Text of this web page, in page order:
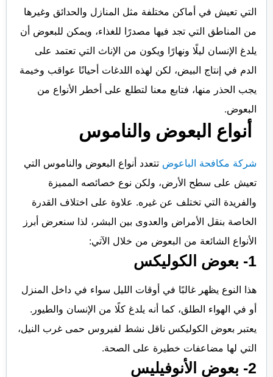
التي تعيش في أماكن مختلفة مثل المنازل والحدائق وغيرها
من المناطق التي تجد فيها مصدرًا للغذاء، ويمكن للبعوض أن
يلدغ الإنسان ليلًا ونهارًا ويكون من الإناث التي تعتمد على
الدم في إنتاج البيض، لكن لهذه اللدغات أحيانًا عواقب وخيمة
يجب الحذر منها، فتابع معنا لتطلع على أخطر الأنواع من
البعوض.
أنواع البعوض والناموس
شركة مكافحة الباعوض تتعدد أنواع البعوض والناموس التي
تعيش على سطح الأرض، ولكن نوع خصائصه المميزة
والفريدة التي تختلف عن غيره. علاوة على اختلاف القدرة
الخاصة بنقل الأمراض والعدوى بين البشر، لذا سنعرض أبرز
الأنواع الشائعة من البعوض من خلال الآتي:
1- بعوض الكوليكس
هذا النوع يظهر غالبًا في أوقات الليل سواء في داخل المنزل
أو في الهواء الطلق، كما أنه يلدغ كلًا من الإنسان والطيور.
يعتبر بعوض الكوليكس ناقل نشط لفيروس حمى غرب النيل،
التي لها مضاعفات خطيرة على الصحة.
2- بعوض الأنوفيليس